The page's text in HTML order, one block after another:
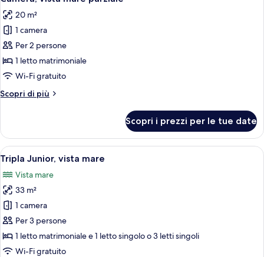
tutte
le
foto
per
Camera,
vista
parziale
20 m²
1 camera
Per 2 persone
1 letto matrimoniale
Wi-Fi gratuito
Scopri di più
Altri
vista
mare
parziale
Scopri i prezzi per le tue date
Apri
tutte
le
foto
per
Tripla
Junior,
vista
Una camera d'albergo con un letto,
1
Tripla Junior, vista mare
Vista mare
33 m²
1 camera
Per 3 persone
1 letto matrimoniale e 1 letto singolo o 3 letti singoli
Wi-Fi gratuito